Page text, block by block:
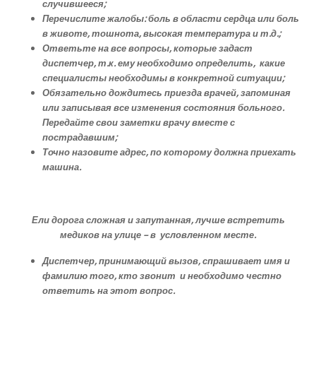
случившееся;
Перечислите жалобы: боль в области сердца или боль
в животе, тошнота, высокая температура и т.д.;
Ответьте на все вопросы, которые задаст
диспетчер, т.к. ему необходимо определить, какие
специалисты необходимы в конкретной ситуации;
Обязательно дождитесь приезда врачей, запоминая
или записывая все изменения состояния больного.
Передайте свои заметки врачу вместе с
пострадавшим;
Точно назовите адрес, по которому должна приехать
машина.
Ели дорога сложная и запутанная, лучше встретить
медиков на улице – в условленном месте.
Диспетчер, принимающий вызов, спрашивает имя и
фамилию того, кто звонит и необходимо честно
ответить на этот вопрос.